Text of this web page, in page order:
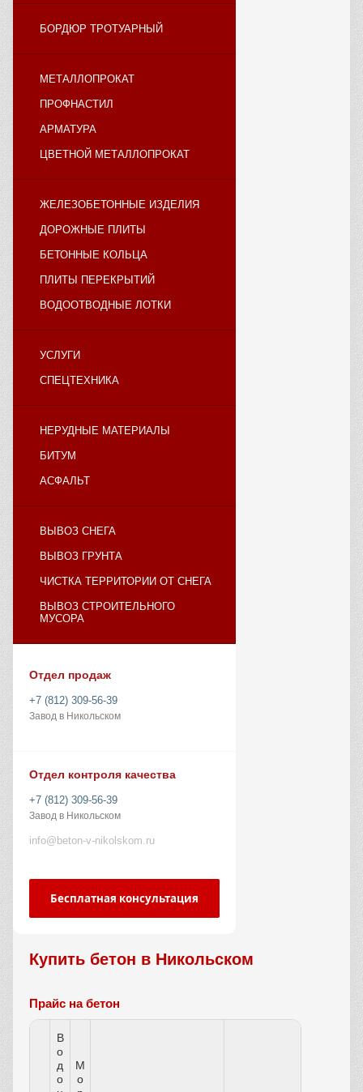
БОРДЮР ТРОТУАРНЫЙ
МЕТАЛЛОПРОКАТ
ПРОФНАСТИЛ
АРМАТУРА
ЦВЕТНОЙ МЕТАЛЛОПРОКАТ
ЖЕЛЕЗОБЕТОННЫЕ ИЗДЕЛИЯ
ДОРОЖНЫЕ ПЛИТЫ
БЕТОННЫЕ КОЛЬЦА
ПЛИТЫ ПЕРЕКРЫТИЙ
ВОДООТВОДНЫЕ ЛОТКИ
УСЛУГИ
СПЕЦТЕХНИКА
НЕРУДНЫЕ МАТЕРИАЛЫ
БИТУМ
АСФАЛЬТ
ВЫВОЗ СНЕГА
ВЫВОЗ ГРУНТА
ЧИСТКА ТЕРРИТОРИИ ОТ СНЕГА
ВЫВОЗ СТРОИТЕЛЬНОГО
МУСОРА
Отдел продаж
+7 (812) 309-56-39
Завод в Никольском
Отдел контроля качества
+7 (812) 309-56-39
Завод в Никольском
info@beton-v-nikolskom.ru
Бесплатная консультация
Купить бетон в Никольском
Прайс на бетон
В
о
д
о
М
о